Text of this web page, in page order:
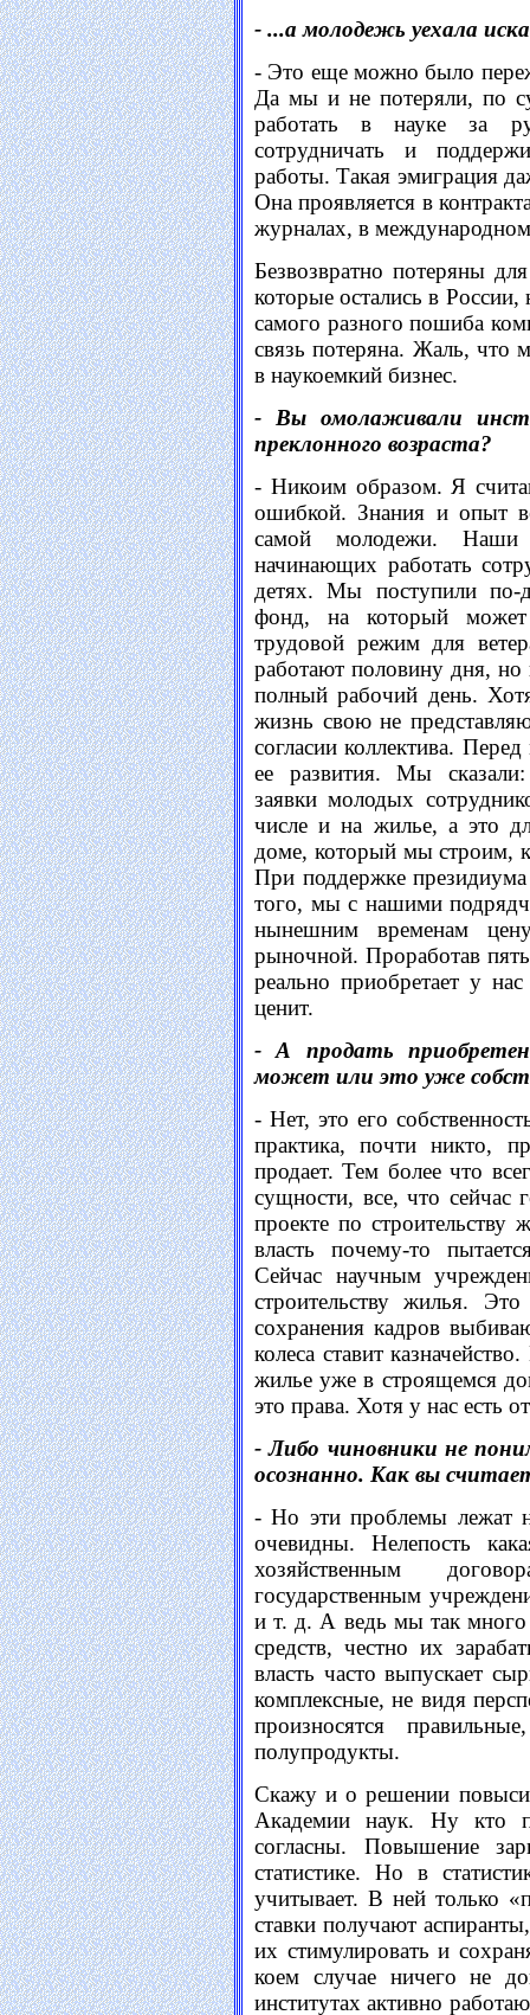
- ...а молодежь уехала
- Это еще можно было
Да мы и не потеряли, по
работать в науке за
сотрудничать и
работы. Такая эмиграция
Она проявляется в
журналах, в
Безвозвратно потеряны
которые остались в
самого разного пошиба
связь потеряна. Жаль, что
в наукоемкий бизнес.
- Вы омолаживали
преклонного возраста?
- Никоим образом. Я
ошибкой. Знания и опыт
самой молодежи. Наши
начинающих работать
детях. Мы поступили по-
фонд, на который может
трудовой режим для
работают половину дня, но
полный рабочий день.
жизнь свою не
согласии коллектива.
ее развития. Мы сказали:
заявки молодых
числе и на жилье, а это
доме, который мы строим,
При поддержке
того, мы с нашими
нынешним временам
рыночной. Проработав
реально приобретает у
ценит.
- А продать
может или это уже
- Нет, это его
практика, почти никто,
продает. Тем более что
сущности, все, что сейчас
проекте по
власть почему-то
Сейчас научным
строительству жилья.
сохранения кадров
колеса ставит
жилье уже в строящемся
это права. Хотя у нас есть
- Либо чиновники не
осознанно. Как вы
- Но эти проблемы лежат
очевидны. Нелепость
хозяйственным
государственным
и т. д. А ведь мы так много
средств, честно их
власть часто выпускает
комплексные, не видя
произносятся
полупродукты.
Скажу и о решении
Академии наук. Ну кто
согласны. Повышение
статистике. Но в
учитывает. В ней только
ставки получают
их стимулировать и
коем случае ничего не
институтах активно